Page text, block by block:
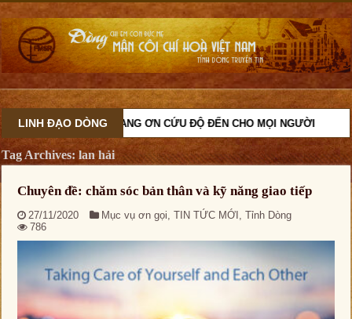
LINH ĐẠO DÒNG
CỨU ĐỘ, VÀ MANG ƠN CỨU ĐỘ ĐẾN CHO MỌI NGƯỜI
Tag Archives:lan hải
Chuyên đề: chăm sóc bản thân và kỹ năng giao tiếp
27/11/2020 Mục vụ ơn gọi,TIN TỨC MỚI ,Tỉnh Dòng
786